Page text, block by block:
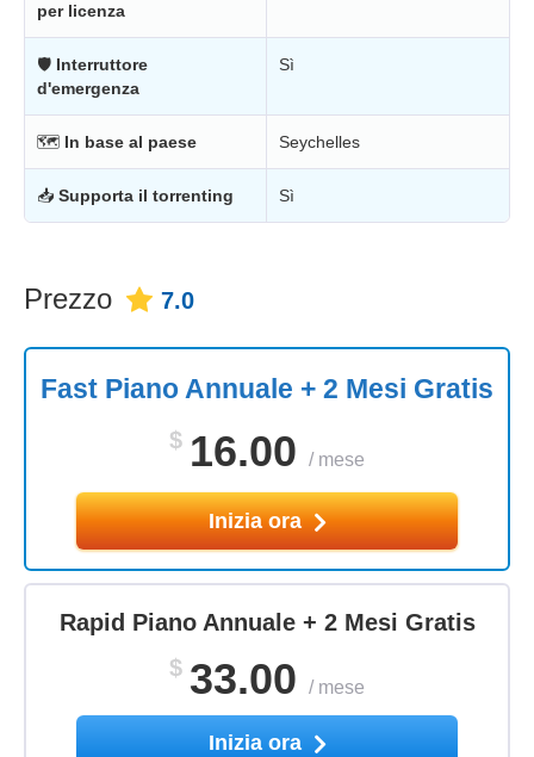
per licenza
🛡 Interruttore
d'emergenza
Sì
🗺 In base al paese Seychelles
📥 Supporta il torrenting Sì
Prezzo 7.0
Fast Piano Annuale + 2 Mesi Gratis
$ 16.00 / mese
Inizia ora
Rapid Piano Annuale + 2 Mesi Gratis
$ 33.00 / mese
Inizia ora